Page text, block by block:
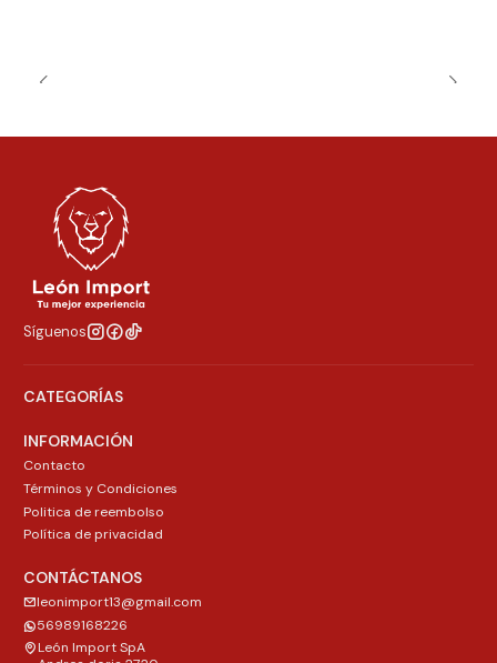
Síguenos
CATEGORÍAS
INFORMACIÓN
Contacto
Términos y Condiciones
Politica de reembolso
Política de privacidad
CONTÁCTANOS
leonimport13@gmail.com
56989168226
León Import SpA